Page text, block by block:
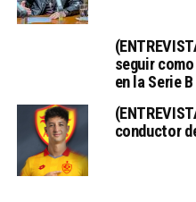
seguir
en la Serie B
conductor